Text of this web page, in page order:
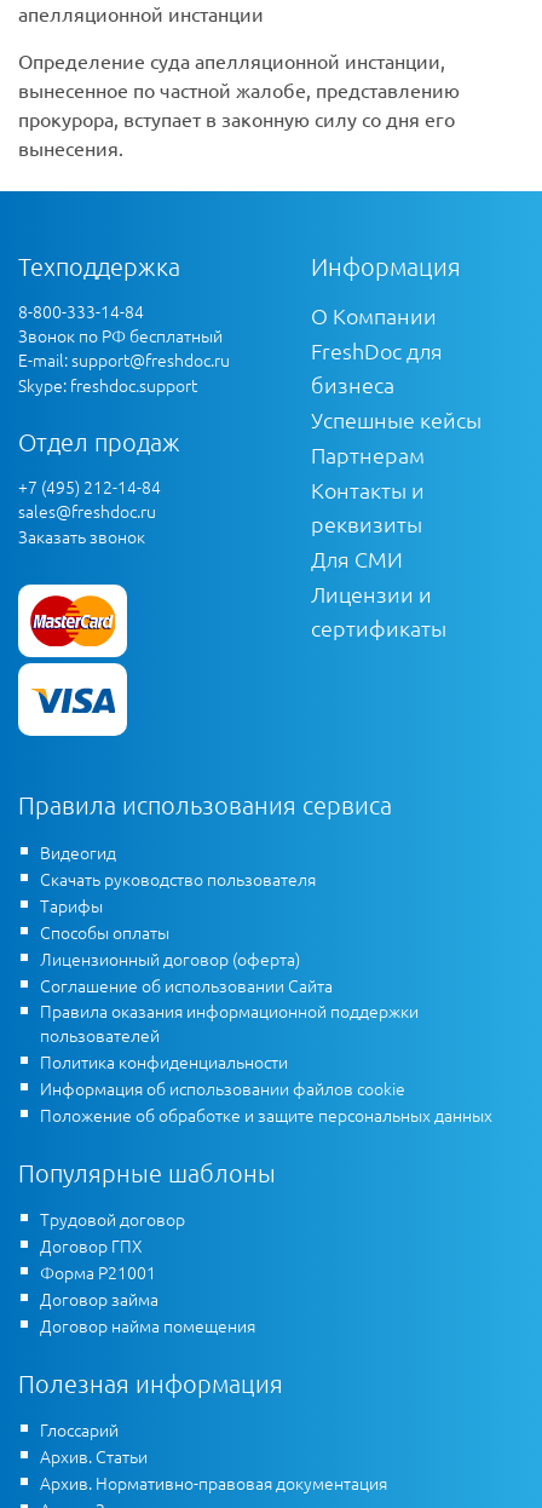
апелляционной инстанции
Определение суда апелляционной инстанции,
вынесенное по частной жалобе, представлению
прокурора, вступает в законную силу со дня его
вынесения.
Техподдержка
8-800-333-14-84
Звонок по РФ бесплатный
E-mail:support@freshdoc.ru
Skype: freshdoc.support
Отдел продаж
+7 (495) 212-14-84
sales@freshdoc.ru
Заказать звонок
Информация
О Компании
FreshDoc для
бизнеса
Успешные кейсы
Партнерам
Контакты и
реквизиты
Для СМИ
Лицензии и
сертификаты
Правила использования сервиса
Видеогид
Скачать руководство пользователя
Тарифы
Способы оплаты
Лицензионный договор (оферта)
Соглашение об использовании Сайта
Правила оказания информационной поддержки
пользователей
Политика конфиденциальности
Информация об использовании файлов cookie
Положение об обработке и защите персональных данных
Популярные шаблоны
Трудовой договор
Договор ГПХ
Форма Р21001
Договор займа
Договор найма помещения
Полезная информация
Глоссарий
Архив. Статьи
Архив. Нормативно-правовая документация